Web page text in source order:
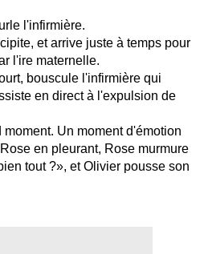
l'infirmière.
et arrive juste à temps pour
l'ire maternelle.
bouscule l'infirmière qui
en direct à l'expulsion de
moment. Un moment d'émotion
en pleurant, Rose murmure
tout ?», et Olivier pousse son